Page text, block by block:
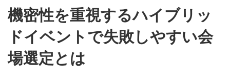
機密性を重視するハイブリッ
ドイベントで失敗しやすい会
場選定とは